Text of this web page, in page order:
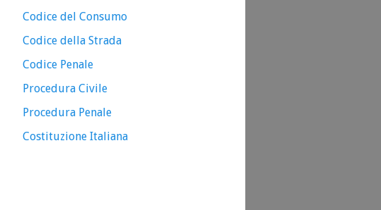
Codice del Consumo
Codice della Strada
Codice Penale
Procedura Civile
Procedura Penale
Costituzione Italiana